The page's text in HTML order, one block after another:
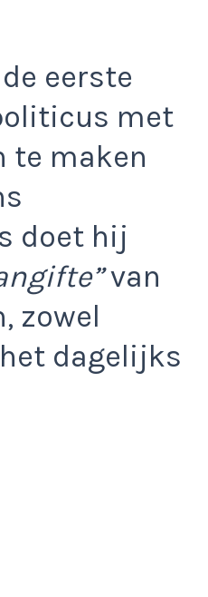
eerste
met
te maken
doet hij
van
zowel
dagelijks